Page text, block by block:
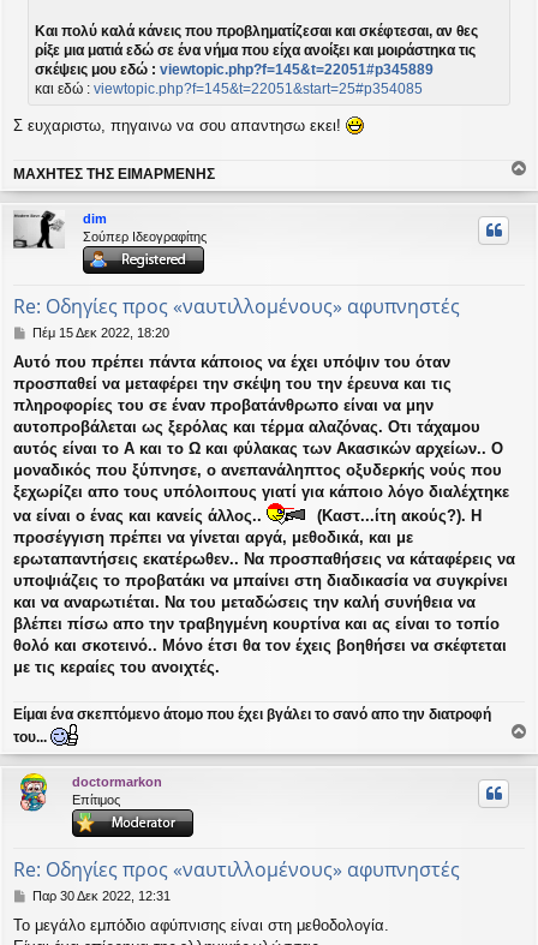
Και πολύ καλά κάνεις που προβληματίζεσαι και σκέφτεσαι, αν θες
ρίξε μια ματιά εδώ σε ένα νήμα που είχα ανοίξει και μοιράστηκα τις
σκέψεις μου εδώ : viewtopic.php?f=145&t=22051#p345889
και εδώ : viewtopic.php?f=145&t=22051&start=25#p354085
Σ ευχαριστω, πηγαινω να σου απαντησω εκει!
ΜΑΧΗΤΕΣ ΤΗΣ ΕΙΜΑΡΜΕΝΗΣ
ο
ρ
dim
Σούπερ Ιδεογραφίτης
Re: Οδηγίες προς «ναυτιλλομένους» αφυπνηστές
Δ
μ
ο
σ
ί
υ
σ
η
Πέμ 15 Δεκ 2022, 18:20
Αυτό που πρέπει πάντα κάποιος να έχει υπόψιν του όταν
προσπαθεί να μεταφέρει την σκέψη του την έρευνα και τις
πληροφορίες του σε έναν προβατάνθρωπο είναι να μην
αυτοπροβάλεται ως ξερόλας και τέρμα αλαζόνας. Οτι τάχαμου
αυτός είναι το Α και το Ω και φύλακας των Ακασικών αρχείων.. Ο
μοναδικός που ξύπνησε, ο ανεπανάληπτος οξυδερκής νούς που
ξεχωρίζει απο τους υπόλοιπους γιατί για κάποιο λόγο διαλέχτηκε
να είναι ο ένας και κανείς άλλος..
(Καστ...ίτη ακούς?). Η
προσέγγιση πρέπει να γίνεται αργά, μεθοδικά, και με
ερωταπαντήσεις εκατέρωθεν.. Να προσπαθήσεις να κάταφέρεις να
υποψιάζεις το προβατάκι να μπαίνει στη διαδικασία να συγκρίνει
και να αναρωτιέται. Να του μεταδώσεις την καλή συνήθεια να
βλέπει πίσω απο την τραβηγμένη κουρτίνα και ας είναι το τοπίο
θολό και σκοτεινό.. Μόνο έτσι θα τον έχεις βοηθήσει να σκέφτεται
με τις κεραίες του ανοιχτές.
Είμαι ένα σκεπτόμενο άτομο που έχει βγάλει το σανό απο την διατροφή
του...
ο
ρ
doctormarkon
Επίτιμος
Re: Οδηγίες προς «ναυτιλλομένους» αφυπνηστές
Δ
μ
Παρ 30 Δεκ 2022, 12:31
Το μεγάλο εμπόδιο αφύπνισης είναι στη μεθοδολογία.